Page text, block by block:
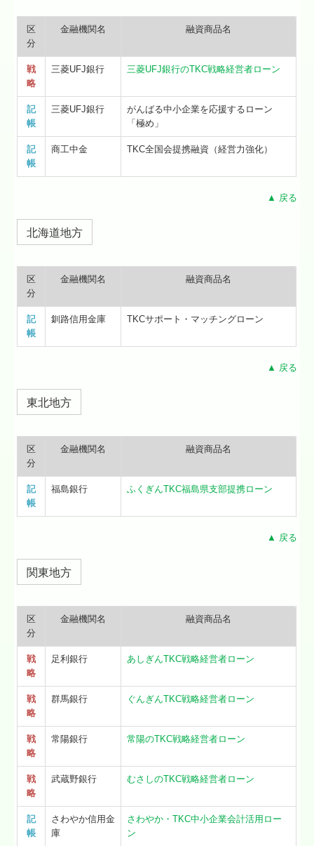
区
分
金融機関名 融資商品名
戦
略
三菱UFJ銀行 三菱UFJ銀行のTKC戦略経営者ローン
記
帳
三菱UFJ銀行
がんばる中小企業を応援するローン
「極め」
記
帳
商工中金 TKC全国会提携融資（経営力強化）
▲ 戻る
北海道地方
区
分
金融機関名 融資商品名
記
帳
釧路信用金庫 TKCサポート・マッチングローン
▲ 戻る
東北地方
区
分
金融機関名 融資商品名
記
帳
福島銀行 ふくぎんTKC福島県支部提携ローン
▲ 戻る
関東地方
区
分
金融機関名 融資商品名
戦
略
足利銀行 あしぎんTKC戦略経営者ローン
戦
略
群馬銀行 ぐんぎんTKC戦略経営者ローン
戦
略
常陽銀行 常陽のTKC戦略経営者ローン
戦
略
武蔵野銀行 むさしのTKC戦略経営者ローン
記
帳
さわやか信用金
庫
さわやか・TKC中小企業会計活用ロー
ン